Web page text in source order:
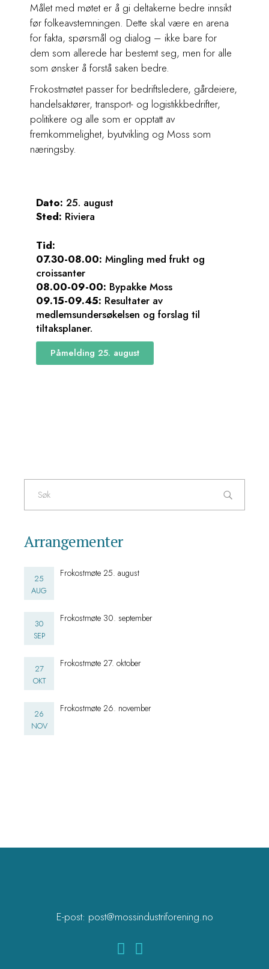
Målet med møtet er å gi deltakerne bedre innsikt
før folkeavstemningen. Dette skal være en arena
for fakta, spørsmål og dialog – ikke bare for
dem som allerede har bestemt seg, men for alle
som ønsker å forstå saken bedre.
Frokostmøtet passer for bedriftsledere, gårdeiere,
handelsaktører, transport- og logistikkbedrifter,
politikere og alle som er opptatt av
fremkommelighet, byutvikling og Moss som
næringsby.
Dato: 25. august
Sted: Riviera
Tid:
07.30-08.00: Mingling med frukt og
croissanter
08.00-09-00: Bypakke Moss
09.15-09.45: Resultater av
medlemsundersøkelsen og forslag til
tiltaksplaner.
Påmelding 25. august
Arrangementer
25
AUG
Frokostmøte 25. august
30
SEP
Frokostmøte 30. september
27
OKT
Frokostmøte 27. oktober
26
NOV
Frokostmøte 26. november
E-post: post@mossindustriforening.no